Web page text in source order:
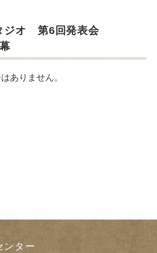
ジオ 第6回発表会
ありません。
ンター